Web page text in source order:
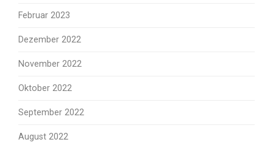
Februar 2023
Dezember 2022
November 2022
Oktober 2022
September 2022
August 2022